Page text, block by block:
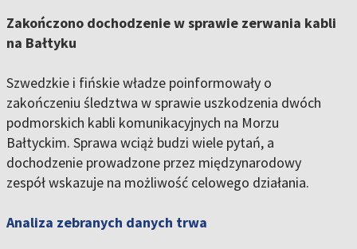
Zakończono dochodzenie w sprawie zerwania kabli
na Bałtyku
Szwedzkie i fińskie władze poinformowały o
zakończeniu śledztwa w sprawie uszkodzenia dwóch
podmorskich kabli komunikacyjnych na Morzu
Bałtyckim. Sprawa wciąż budzi wiele pytań, a
dochodzenie prowadzone przez międzynarodowy
zespół wskazuje na możliwość celowego działania.
Analiza zebranych danych trwa